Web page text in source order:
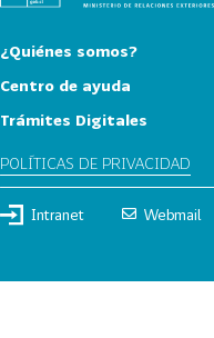
¿Quiénes somos?
Centro de ayuda
Trámites Digitales
POLÍTICAS DE PRIVACIDAD
Intranet Webmail